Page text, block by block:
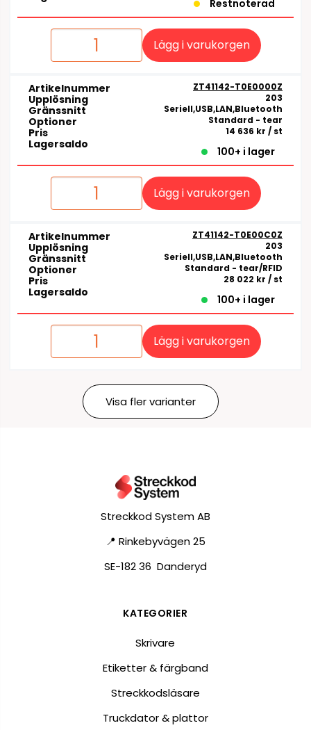
Restnoterad
Lägg i varukorgen
Artikelnummer ZT41142-T0E0000Z
Upplösning 203
Gränssnitt Seriell,USB,LAN,Bluetooth
Optioner Standard - tear
Pris 14 636 kr / st
Lagersaldo
100+ i lager
Lägg i varukorgen
Artikelnummer ZT41142-T0E00C0Z
Upplösning 203
Gränssnitt Seriell,USB,LAN,Bluetooth
Optioner Standard - tear/RFID
Pris 28 022 kr / st
Lagersaldo
100+ i lager
Lägg i varukorgen
Visa fler varianter
Streckkod System AB
📍 Rinkebyvägen 25
SE-182 36 Danderyd
KATEGORIER
Skrivare
Etiketter & färgband
Streckkodsläsare
Truckdator & plattor